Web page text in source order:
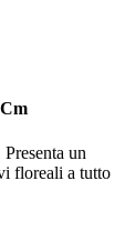
un
floreali a tutto